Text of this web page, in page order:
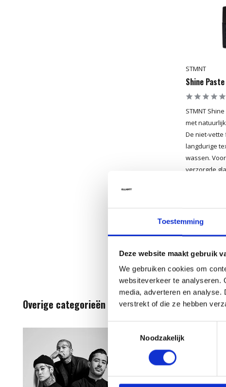
Toestemming
Deze website maakt gebruik
We gebruiken cookies om
websiteverkeer te analyseren.
media, adverteren en analyse.
verstrekt of die ze hebben
Toestemmingsselectie
Noodzakelijk
STMNT
Shine Paste
STMNT
met
De niet-
langdurige
wassen.
verzorgde
23,95
Incl. btw
Overige categorieën in STMNT Grooming